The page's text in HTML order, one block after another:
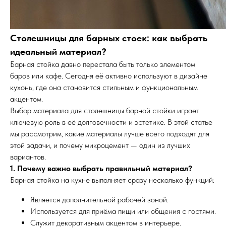
Столешницы для барных стоек: как выбрать
идеальный материал?
Барная стойка давно перестала быть только элементом
баров или кафе. Сегодня её активно используют в дизайне
кухонь, где она становится стильным и функциональным
акцентом.
Выбор материала для столешницы барной стойки играет
ключевую роль в её долговечности и эстетике. В этой статье
мы рассмотрим, какие материалы лучше всего подходят для
этой задачи, и почему микроцемент — один из лучших
вариантов.
1. Почему важно выбрать правильный материал?
Барная стойка на кухне выполняет сразу несколько функций:
Является дополнительной рабочей зоной.
Используется для приёма пищи или общения с гостями.
Служит декоративным акцентом в интерьере.